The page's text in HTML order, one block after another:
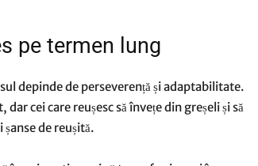
pe termen lung
depinde de perseverență și adaptabilitate.
cei care reușesc să învețe din greșeli și să
de reușită.